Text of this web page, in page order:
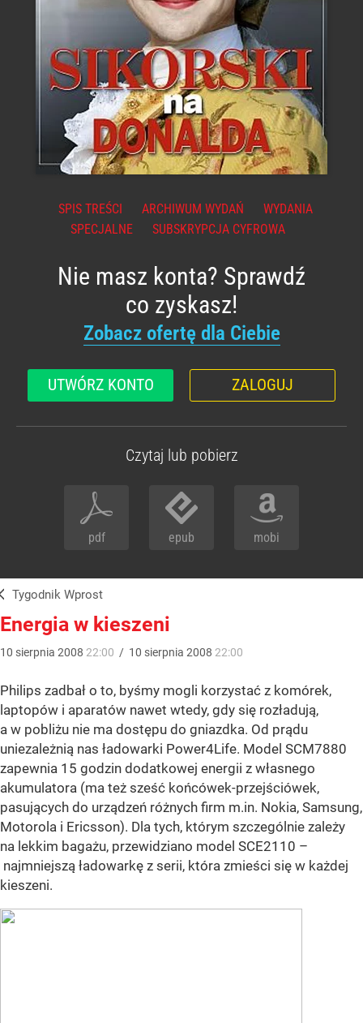
SPIS TREŚCI ARCHIWUM WYDAŃ
WYDANIA
SPECJALNE
SUBSKRYPCJA CYFROWA
Nie masz konta? Sprawdź
co zyskasz!
Zobacz ofertę dla Ciebie
UTWÓRZ KONTO ZALOGUJ
Czytaj lub pobierz
pdf epub mobi
Tygodnik Wprost
Energia w kieszeni
10 sierpnia 2008 22:00 / 10 sierpnia 2008 22:00
Philips zadbał o to, byśmy mogli korzystać z komórek,
laptopów i aparatów nawet wtedy, gdy się rozładują,
a w pobliżu nie ma dostępu do gniazdka. Od prądu
uniezależnią nas ładowarki Power4Life. Model SCM7880
zapewnia 15 godzin dodatkowej energii z własnego
akumulatora (ma też sześć końcówek-przejściówek,
pasujących do urządzeń różnych firm m.in. Nokia, Samsung,
Motorola i Ericsson). Dla tych, którym szczególnie zależy
na lekkim bagażu, przewidziano model SCE2110 –
najmniejszą ładowarkę z serii, która zmieści się w każdej
kieszeni.